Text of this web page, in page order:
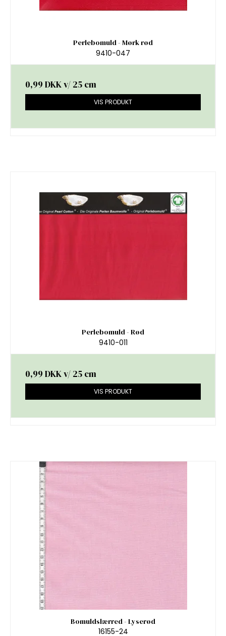
Perlebomuld - Mørk rød
9410-047
0,99 DKKv/ 25 cm
VIS PRODUKT
Perlebomuld - Rød
9410-011
0,99 DKKv/ 25 cm
VIS PRODUKT
Bomuldslærred - Lyserød
16155-24